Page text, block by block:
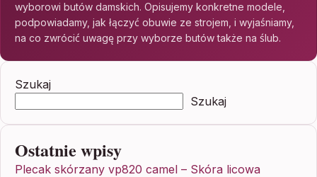
wyborowi butów damskich. Opisujemy konkretne modele,
podpowiadamy, jak łączyć obuwie ze strojem, i wyjaśniamy,
na co zwrócić uwagę przy wyborze butów także na ślub.
Szukaj
Szukaj
Ostatnie wpisy
Plecak skórzany vp820 camel – Skóra licowa